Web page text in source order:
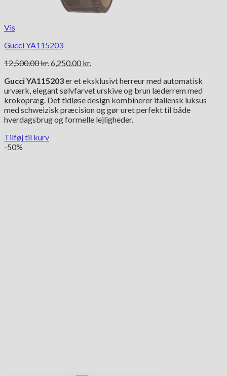
Vis
Gucci YA115203
12,500.00kr.Den
pris
var:
12,500.00 kr..
6,250.00 kr.
pris
er:
6,250.00 kr..
Gucci YA115203er et eksklusivt herreur med automatisk
urværk, elegant sølvfarvet urskive og brun læderrem med
krokopræg. Det tidløse design kombinerer italiensk luksus
med schweizisk præcision og gør uret perfekt til både
hverdagsbrug og formelle lejligheder.
Tilføj til kurv
-50%